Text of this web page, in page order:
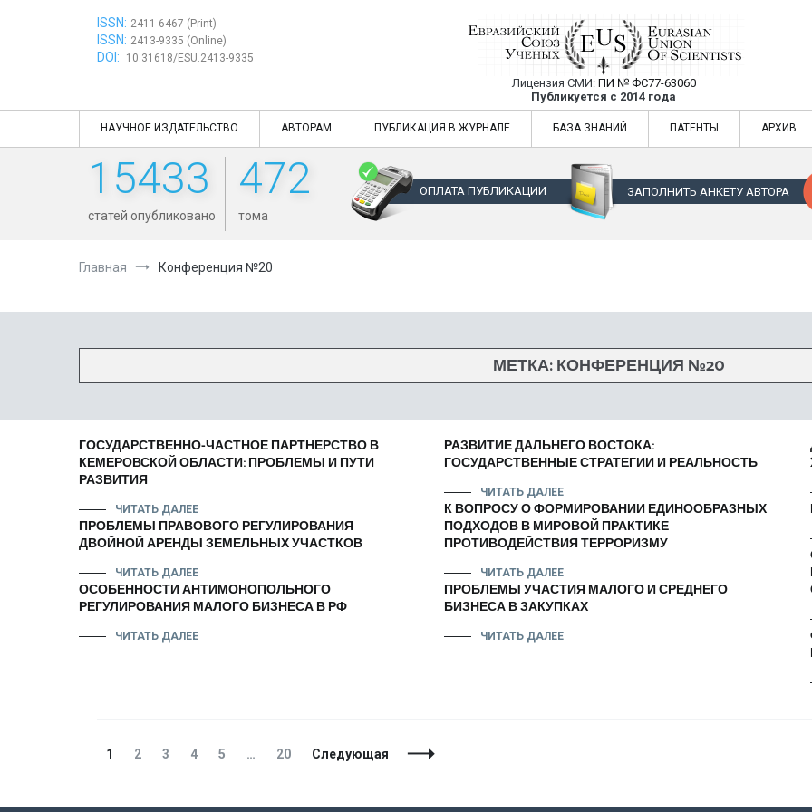
ISSN: 2411-6467 (Print)
ISSN: 2413-9335 (Online)
DOI: 10.31618/ESU.2413-9335
Евразийский Союз Ученых —
Лицензия СМИ: ПИ № ФС77-63060
Публикуется с 2014 года
Евразийский Союз Ученых — публикация научных статей в
НАУЧНОЕ ИЗДАТЕЛЬСТВО АВТОРАМ ПУБЛИКАЦИЯ В ЖУРНАЛЕ БАЗА ЗНАНИЙ ПАТЕНТЫ АРХИВ
15433
статей опубликовано
472
тома
ОПЛАТА ПУБЛИКАЦИИ ЗАПОЛНИТЬ АНКЕТУ АВТОРА
Главная Конференция №20
МЕТКА:КОНФЕРЕНЦИЯ №20
ГОСУДАРСТВЕННО-ЧАСТНОЕ ПАРТНЕРСТВО В
КЕМЕРОВСКОЙ ОБЛАСТИ: ПРОБЛЕМЫ И ПУТИ
РАЗВИТИЯ
ЧИТАТЬ ДАЛЕЕ
РАЗВИТИЕ ДАЛЬНЕГО ВОСТОКА:
ГОСУДАРСТВЕННЫЕ СТРАТЕГИИ И РЕАЛЬНОСТЬ
ЧИТАТЬ ДАЛЕЕ
К ВОПРОСУ О ФОРМИРОВАНИИ ЕДИНООБРАЗНЫХ
ПОДХОДОВ В МИРОВОЙ ПРАКТИКЕ
ПРОТИВОДЕЙСТВИЯ ТЕРРОРИЗМУ
ЧИТАТЬ ДАЛЕЕ
ПРОБЛЕМЫ ПРАВОВОГО РЕГУЛИРОВАНИЯ
ДВОЙНОЙ АРЕНДЫ ЗЕМЕЛЬНЫХ УЧАСТКОВ
ЧИТАТЬ ДАЛЕЕ
ОСОБЕННОСТИ АНТИМОНОПОЛЬНОГО
РЕГУЛИРОВАНИЯ МАЛОГО БИЗНЕСА В РФ
ЧИТАТЬ ДАЛЕЕ
ПРОБЛЕМЫ УЧАСТИЯ МАЛОГО И СРЕДНЕГО
БИЗНЕСА В ЗАКУПКАХ
ЧИТАТЬ ДАЛЕЕ
Навигация
Страница
1 Страница
2 Страница
3 Страница
4 Страница
5 … Страница
20 Следующая